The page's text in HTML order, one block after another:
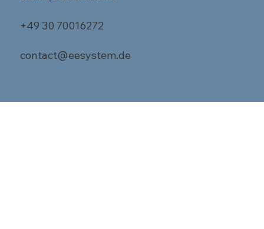
+49 30 70016272
contact@eesystem.de